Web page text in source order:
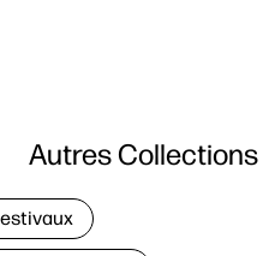
Autres Collections